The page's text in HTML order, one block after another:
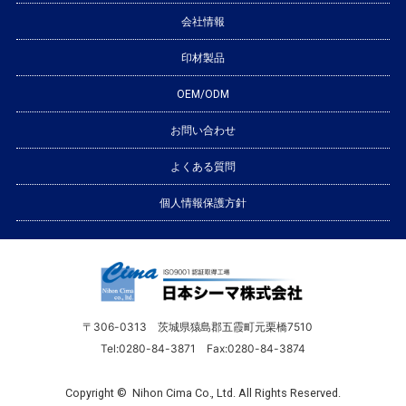
会社情報
印材製品
OEM/ODM
お問い合わせ
よくある質問
個人情報保護方針
〒306-0313 茨城県猿島郡五霞町元栗橋7510
Tel:0280-84-3871 Fax:0280-84-3874
Copyright © Nihon Cima Co., Ltd. All Rights Reserved.